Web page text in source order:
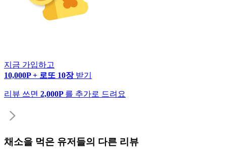
지금 가입하고
10,000P + 로또 10장 받기
리뷰 쓰면 2,000P 를 추가로 드려요
채소을 먹은 유저들의 다른 리뷰